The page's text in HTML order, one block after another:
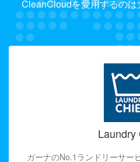
CleanCloudを愛用するの
Laundry
ガーナのNo.1ランドリーサー